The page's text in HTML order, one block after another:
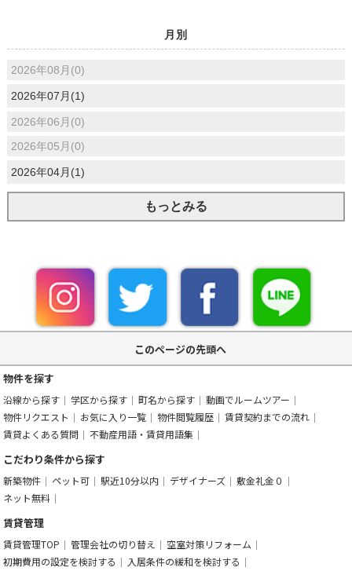
月別
2026年08月(0)
2026年07月(1)
2026年06月(0)
2026年05月(0)
2026年04月(1)
もっとみる
このページの先頭へ
物件を探す
沿線から探す 学区から探す 町名から探す
動画でルームツアー
物件リクエスト
お気に入り一覧 物件閲覧履歴
賃貸契約までの流れ
賃貸よくある質問
不動産用語・賃貸用語集
こだわり条件から探す
新築物件 ペット可 駅近10分以内 デザイナーズ
敷金礼金０
ネット無料
賃貸管理
賃貸管理TOP 管理会社の切り替え
空室対策リフォーム
初期費用の設定を検討する
入居条件の緩和を検討する